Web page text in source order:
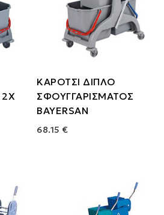
ΚΑΡΟΤΣΙ ΔΙΠΛΟ
ΣΦΟΥΓΓΑΡΙΣΜΑΤΟΣ
BAYERSAN
68.15 €